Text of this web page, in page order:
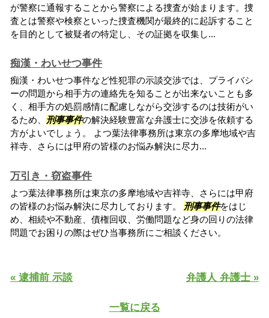
が警察に通報することから警察による捜査が始まります。捜
査とは警察や検察といった捜査機関が最終的に起訴すること
を目的として被疑者の特定し、その証拠を収集し...
痴漢・わいせつ事件
痴漢・わいせつ事件など性犯罪の示談交渉では、プライバシ
ーの問題から相手方の連絡先を知ることが出来ないことも多
く、相手方の処罰感情に配慮しながら交渉するのは技術がい
るため、 刑事事件の解決経験豊富な弁護士に交渉を依頼する
方がよいでしょう。 よつ葉法律事務所は東京の多摩地域や吉
祥寺、さらには甲府の皆様のお悩み解決に尽力...
万引き・窃盗事件
よつ葉法律事務所は東京の多摩地域や吉祥寺、さらには甲府
の皆様のお悩み解決に尽力しております。 刑事事件をはじ
め、相続や不動産、債権回収、労働問題など身の回りの法律
問題でお困りの際はぜひ当事務所にご相談ください。
« 逮捕前 示談 弁護人 弁護士 »
一覧に戻る